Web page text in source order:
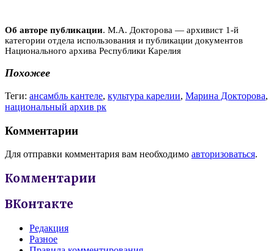
Об авторе публикации. М.А. Докторова — архивист 1-й
категории отдела использования и публикации документов
Национального архива Республики Карелия
Похожее
Теги: ансамбль кантеле, культура карелии, Марина Докторова,
национальный архив рк
Комментарии
Для отправки комментария вам необходимо авторизоваться.
Комментарии
ВКонтакте
Редакция
Разное